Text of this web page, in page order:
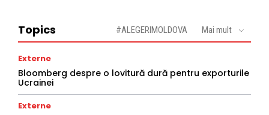
Topics #ALEGERIMOLDOVA Mai mult
Externe
Bloomberg despre o lovitură dură pentru exporturile
Ucrainei
Externe